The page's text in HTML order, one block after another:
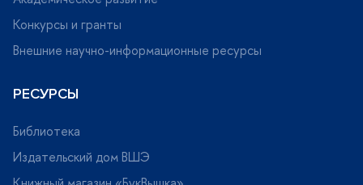
Конкурсы и гранты
нешние научно-информационные ресурсы
РЕСУРСЫ
Библиотека
Издательский дом ВШЭ